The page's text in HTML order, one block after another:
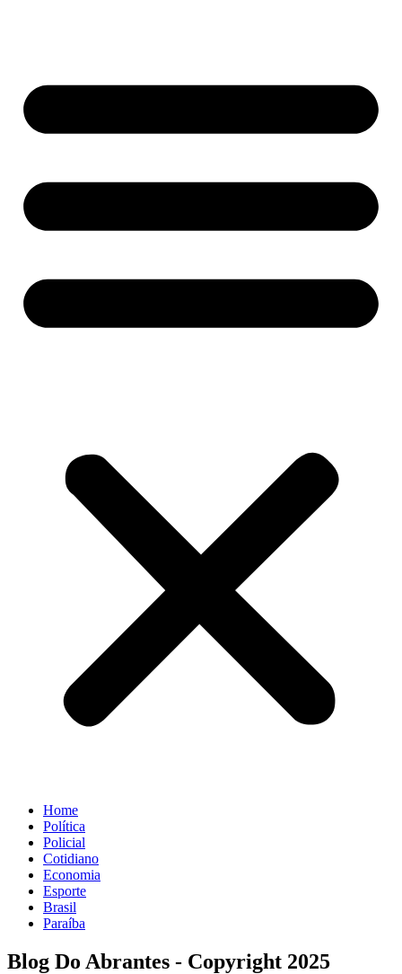
Home
Política
Policial
Cotidiano
Economia
Esporte
Brasil
Paraíba
Blog Do Abrantes - Copyright 2025